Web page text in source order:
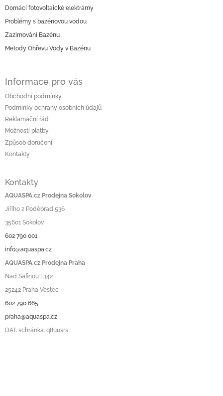
Domácí fotovoltaické elektrárny
Problémy s bazénovou vodou
Zazimování Bazénu
Metody Ohřevu Vody v Bazénu
Informace pro vás
Obchodní podmínky
Podmínky ochrany osobních údajů
Reklamační řád
Možnosti platby
Způsob doručení
Kontakty
Kontakty
AQUASPA.cz Prodejna Sokolov
Jiřího z Poděbrad 536
35601 Sokolov
602 790 001
info@aquaspa.cz
AQUASPA.cz Prodejna Praha
Nad Safinou I 342
25242 Praha Vestec
602 790 665
praha@aquaspa.cz
DAT. schránka: q8uusrs